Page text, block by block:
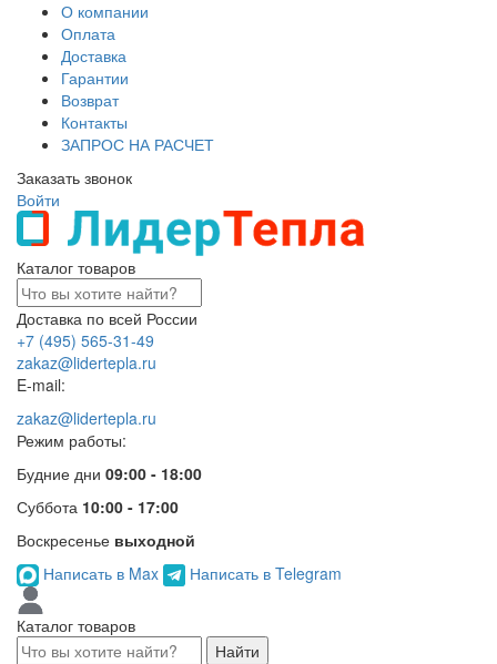
О компании
Оплата
Доставка
Гарантии
Возврат
Контакты
ЗАПРОС НА РАСЧЕТ
Заказать звонок
Войти
Каталог товаров
Доставка по всей России
+7 (495) 565-31-49
zakaz@lidertepla.ru
E-mail:
zakaz@lidertepla.ru
Режим работы:
Будние дни 09:00 - 18:00
Суббота 10:00 - 17:00
Воскресенье выходной
Написать в Max
Написать в Telegram
Каталог товаров
Найти